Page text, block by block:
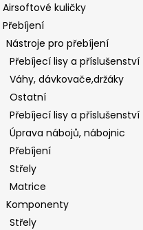
Airsoftové kuličky
Přebíjení
Nástroje pro přebíjení
Přebíjecí lisy a příslušenství
Váhy, dávkovače,držáky
Ostatní
Přebíjecí lisy a příslušenství
Úprava nábojů, nábojnic
Přebíjení
Střely
Matrice
Komponenty
Střely